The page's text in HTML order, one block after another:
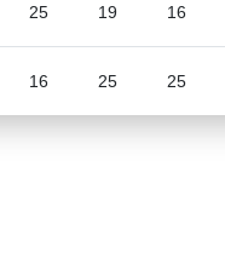
16
19
25
25
25
16